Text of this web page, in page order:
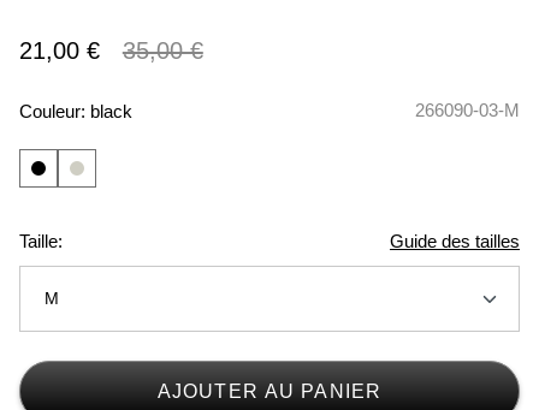
21,00 € 35,00 €
Couleur: black 266090-03-M
Taille: Guide des tailles
M
AJOUTER AU PANIER